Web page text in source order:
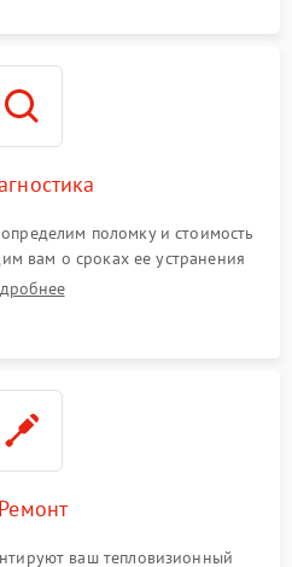
поломку и стоимость
вам о сроках ее устранения
ваш тепловизионный